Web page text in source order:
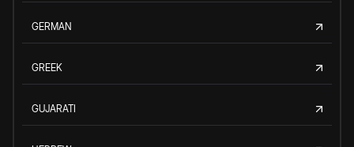
GERMAN
GREEK
GUJARATI